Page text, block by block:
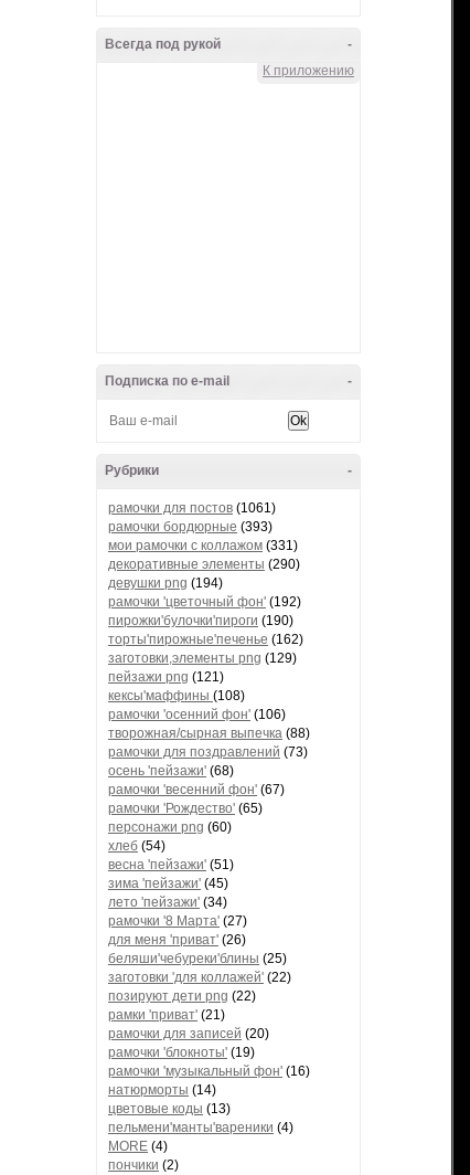
-
Всегда под рукой
К приложению
-
Подписка по e-mail
-
Рубрики
рамочки для постов (1061)
рамочки бордюрные (393)
мои рамочки с коллажом (331)
декоративные элементы (290)
девушки png (194)
рамочки 'цветочный фон' (192)
пирожки'булочки'пироги (190)
торты'пирожные'печенье (162)
заготовки,элементы png (129)
пейзажи png (121)
кексы'маффины (108)
рамочки 'осенний фон' (106)
творожная/сырная выпечка (88)
рамочки для поздравлений (73)
осень 'пейзажи' (68)
рамочки 'весенний фон' (67)
рамочки 'Рождество' (65)
персонажи png (60)
хлеб (54)
весна 'пейзажи' (51)
зима 'пейзажи' (45)
лето 'пейзажи' (34)
рамочки '8 Марта' (27)
для меня 'приват' (26)
беляши'чебуреки'блины (25)
заготовки 'для коллажей' (22)
позируют дети png (22)
рамки 'приват' (21)
рамочки для записей (20)
рамочки 'блокноты' (19)
рамочки 'музыкальный фон' (16)
натюрморты (14)
цветовые коды (13)
пельмени'манты'вареники (4)
MORE (4)
пончики (2)